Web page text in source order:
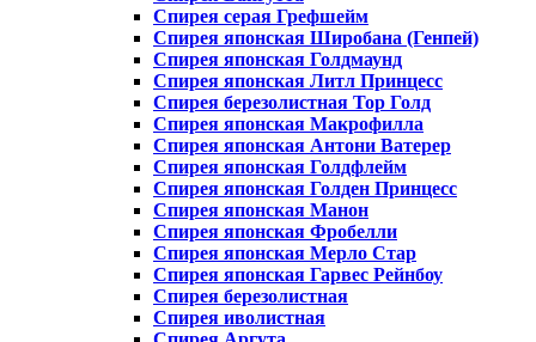
Спирея серая Грефшейм
Спирея японская Широбана (Генпей)
Спирея японская Голдмаунд
Спирея японская Литл Принцесс
Спирея березолистная Тор Голд
Спирея японская Макрофилла
Спирея японская Антони Ватерер
Спирея японская Голдфлейм
Спирея японская Голден Принцесс
Спирея японская Манон
Спирея японская Фробелли
Спирея японская Мерло Стар
Спирея японская Гарвес Рейнбоу
Спирея березолистная
Спирея иволистная